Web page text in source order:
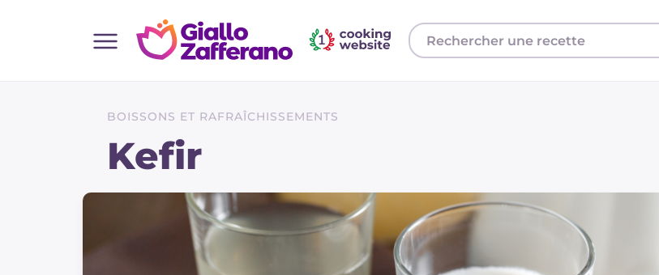
Toutes les recettes
Plats principaux
Boissons et rafraîchissements
BOISSONS ET RAFRAÎCHISSEMENTS
Kefir